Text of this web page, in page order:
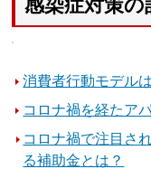
感染症対策
消費者行動モデル
コロナ禍を経たア
コロナ禍で注目さ
る補助金とは？